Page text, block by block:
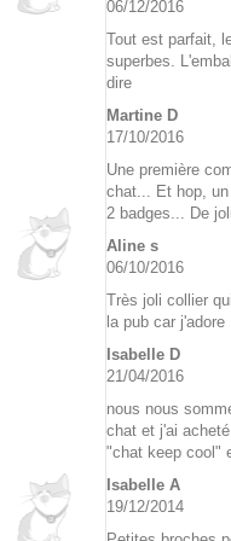
06/12/2016
Tout est parfait,
superbes.
dire
Martine D
17/10/2016
Une première
chat... Et hop,
2 badges... De
Aline s
06/10/2016
Très joli collier
la pub car j'adore
Isabelle D
21/04/2016
nous nous
chat et j'ai
"chat keep cool"
Isabelle A
19/12/2014